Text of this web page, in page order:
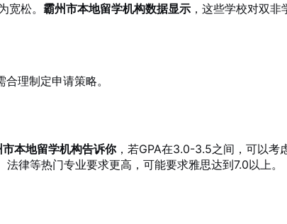
松。 霸州市本地留学机构数据显示 ，这些学校对双非
理制定申请策略。
市本地留学机构告诉你，若GPA在3.0-3.5之间，可以考
律等热门专业要求更高，可能要求雅思达到7.0以上。